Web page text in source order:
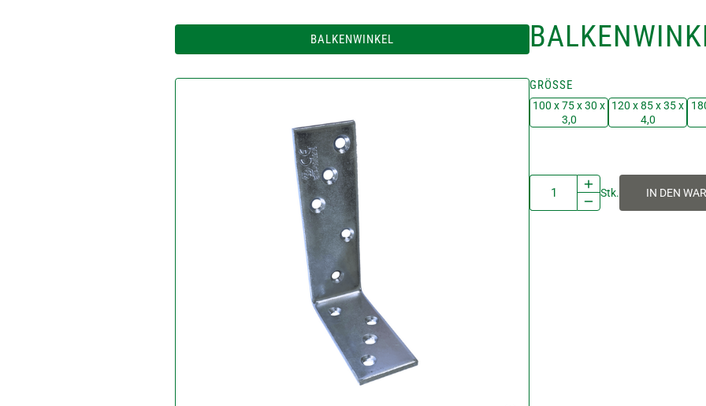
BALKENWINKEL
GRÖSSE
100 x 75 x 30 x
3,0
120 x 85 x 35 x
4,0
Stk. IN DEN